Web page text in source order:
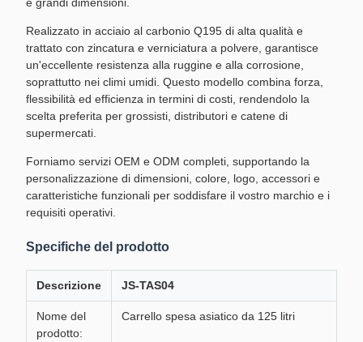
Realizzato in acciaio al carbonio Q195 di alta qualità e
trattato con zincatura e verniciatura a polvere, garantisce
un'eccellente resistenza alla ruggine e alla corrosione,
soprattutto nei climi umidi. Questo modello combina forza,
flessibilità ed efficienza in termini di costi, rendendolo la
scelta preferita per grossisti, distributori e catene di
supermercati.
Forniamo servizi OEM e ODM completi, supportando la
personalizzazione di dimensioni, colore, logo, accessori e
caratteristiche funzionali per soddisfare il vostro marchio e i
requisiti operativi.
Specifiche del prodotto
Descrizione JS-TAS04
Nome del
prodotto:
Carrello spesa asiatico da 125 litri